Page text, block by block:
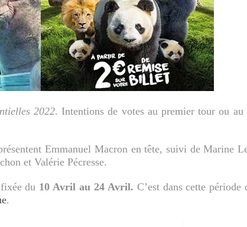
2022. Intentions de votes au premier tour ou au
Emmanuel Macron en tête, suivi de Marine
et Valérie Pécresse.
du 10 Avril au 24 Avril. C’est dans cette période
.